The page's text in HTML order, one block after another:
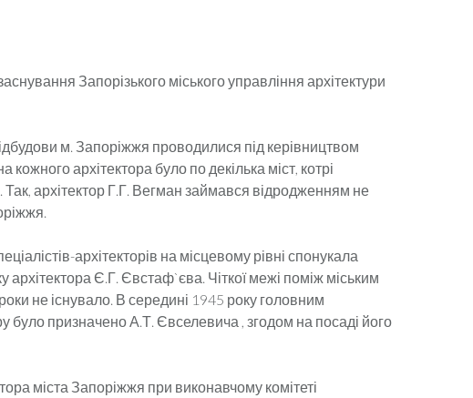
Запорізького міського управління архітектури
м. Запоріжжя проводилися під керівництвом
кожного архітектора було по декілька міст, котрі
архітектор Г.Г. Вегман займався відродженням не
архітекторів на місцевому рівні спонукала
архітектора Є.Г. Євстаф`єва. Чіткої межі поміж міським
не існувало. В середині 1945 року головним
було призначено А.Т. Євселевича , згодом на посаді його
міста Запоріжжя при виконавчому комітеті